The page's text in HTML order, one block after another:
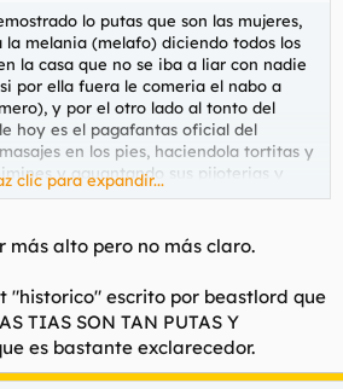
lo putas que son las mujeres,
la melania (melafo) diciendo todos los
la casa que no se iba a liar con nadie
por ella fuera le comeria el nabo a
y por el otro lado al tonto del
hoy es el pagafantas oficial del
en los pies, haciendola tortitas y
y aguantando sus pijoterias y
que llegue un italiano y solo con dia y
todo el concurso, lo cual demuestra que
mujeres que buscan un hombre que
las guste fisicamente y que las sepa
y si para ello se tienen que
mejor que mejor.
clic para expandir...
más alto pero no más claro.
"historico" escrito por beastlord que
TIAS SON TAN PUTAS Y
es bastante exclarecedor.